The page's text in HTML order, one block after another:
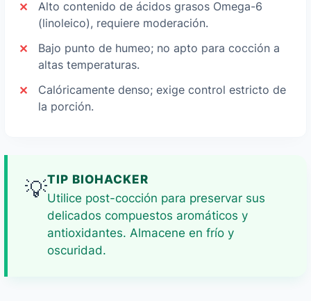
Alto contenido de ácidos grasos Omega-6
(linoleico), requiere moderación.
Bajo punto de humeo; no apto para cocción a
altas temperaturas.
Calóricamente denso; exige control estricto de
la porción.
💡TIP BIOHACKER
Utilice post-cocción para preservar sus
delicados compuestos aromáticos y
antioxidantes. Almacene en frío y
oscuridad.